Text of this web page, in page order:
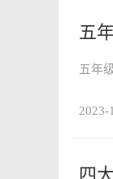
五
2023-
四